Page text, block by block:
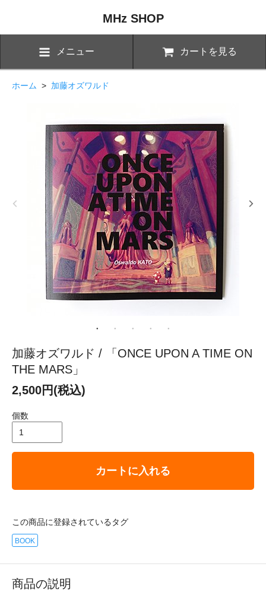
MHz SHOP
メニュー カートを見る
ホーム > 加藤オズワルド
加藤オズワルド / 「ONCE UPON A TIME ON
THE MARS」
2,500円(税込)
個数
カートに入れる
この商品に登録されているタグ
BOOK
商品の説明